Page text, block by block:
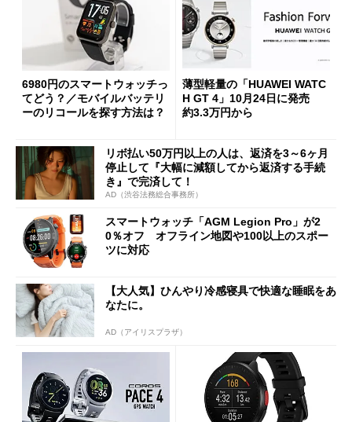
6980円のスマートウォッチっ
てどう？／モバイルバッテリ
ーのリコールを探す方法は？
薄型軽量の「HUAWEI WATC
H GT 4」10月24日に発売
約3.3万円から
リボ払い50万円以上の人は、返済を3～6ヶ月
停止して『大幅に減額してから返済する手続
き』で完済して！
AD（渋谷法務総合事務所）
スマートウォッチ「AGM Legion Pro」が2
0％オフ オフライン地図や100以上のスポー
ツに対応
【大人気】ひんやり冷感寝具で快適な睡眠をあ
なたに。
AD（アイリスプラザ）